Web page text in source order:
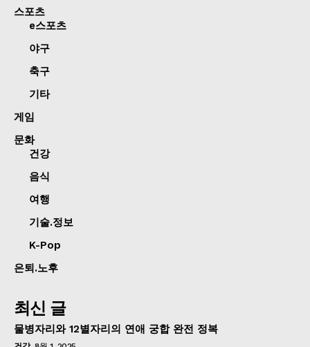
스포츠
e스포츠
야구
축구
기타
게임
문화
건강
음식
여행
기술.정보
K-Pop
은퇴.노후
최신 글
물병자리와 12별자리의 연애 궁합 완전 정복